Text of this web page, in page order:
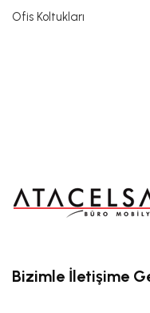
Ofis Koltukları
Bizimle İletişime